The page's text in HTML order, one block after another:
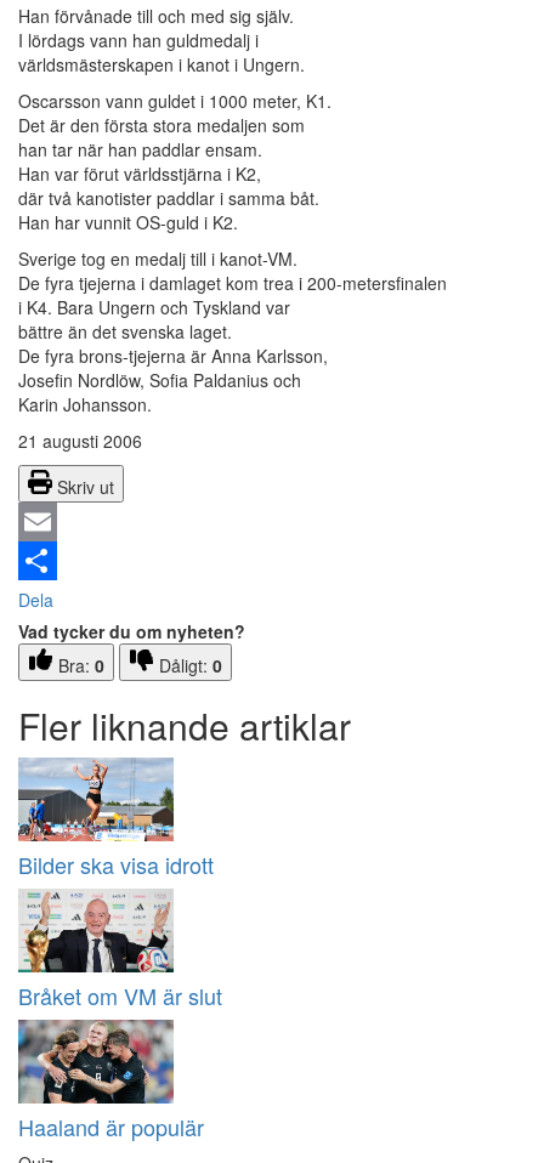
Han förvånade till och med sig själv.
I lördags vann han guldmedalj i
världsmästerskapen i kanot i Ungern.
Oscarsson vann guldet i 1000 meter, K1.
Det är den första stora medaljen som
han tar när han paddlar ensam.
Han var förut världsstjärna i K2,
där två kanotister paddlar i samma båt.
Han har vunnit OS-guld i K2.
Sverige tog en medalj till i kanot-VM.
De fyra tjejerna i damlaget kom trea i 200-metersfinalen
i K4. Bara Ungern och Tyskland var
bättre än det svenska laget.
De fyra brons-tjejerna är Anna Karlsson,
Josefin Nordlöw, Sofia Paldanius och
Karin Johansson.
21 augusti 2006
Skriv ut
Email
Dela
Vad tycker du om nyheten?
Bra: 0 Dåligt: 0
Fler liknande artiklar
Bilder ska visa idrott
Bråket om VM är slut
Haaland är populär